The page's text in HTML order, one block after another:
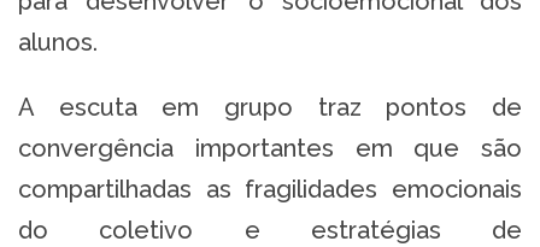
alunos.
A escuta em grupo traz pontos de
convergência importantes em que são
compartilhadas as fragilidades emocionais
do coletivo e estratégias de